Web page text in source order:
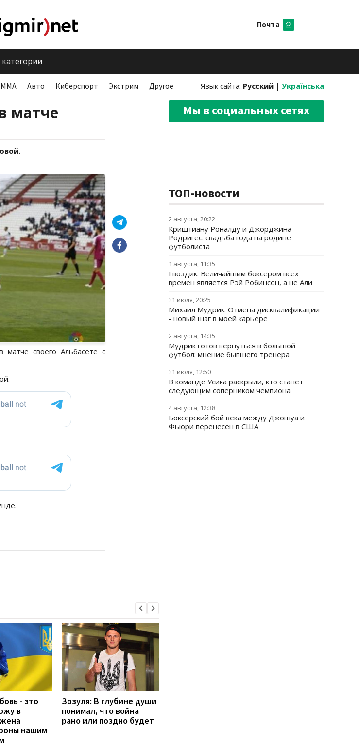
Почта
категории
ММА Авто Киберспорт Экстрим Другое Язык сайта: Русский | Українська
матче
матче своего Альбасете с
- это
в
нашим
Зозуля: В глубине души
понимал, что война
рано или поздно будет
Мы в социальных сетях
ТОП-новости
2 августа, 20:22
Криштиану Роналду и Джорджина
Родригес: свадьба года на родине
футболиста
1 августа, 11:35
Гвоздик: Величайшим боксером всех
времен является Рэй Робинсон, а не Али
31 июля, 20:25
Михаил Мудрик: Отмена дисквалификации
- новый шаг в моей карьере
2 августа, 14:35
Мудрик готов вернуться в большой
футбол: мнение бывшего тренера
31 июля, 12:50
В команде Усика раскрыли, кто станет
следующим соперником чемпиона
4 августа, 12:38
Боксерский бой века между Джошуа и
Фьюри перенесен в США